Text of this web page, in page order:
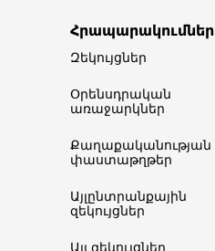
Հրապարակումներ
Զեկույցներ
Օրենսդրական
առաջարկներ
Քաղաքականության
փաստաթղթեր
Այլընտրանքային
զեկույցներ
Այլ զեկույցներ